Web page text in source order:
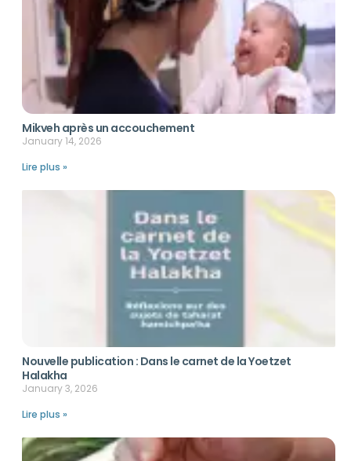
Mikveh après un accouchement
January 14, 2026
Lire plus »
Nouvelle publication : Dans le carnet de la Yoetzet
Halakha
January 3, 2026
Lire plus »